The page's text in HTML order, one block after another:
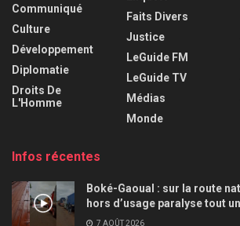
Communiqué
Culture
Développement
Diplomatie
Droits De
L'Homme
Faits Divers
Justice
LeGuide FM
LeGuide TV
Médias
Monde
Infos récentes
Boké-Gaoual : sur la route
hors d’usage paralyse tout
7 AOÛT 2026